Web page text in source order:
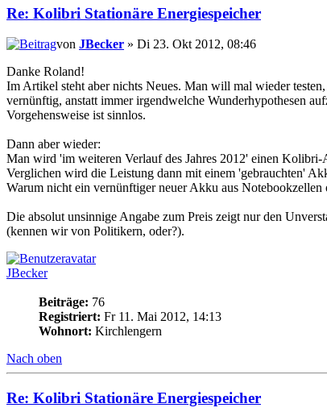
Re: Kolibri Stationäre Energiespeicher
von JBecker » Di 23. Okt 2012, 08:46
Danke Roland!
Im Artikel steht aber nichts Neues. Man will mal wieder
vernünftig, anstatt immer irgendwelche Wunderhypothesen
Vorgehensweise ist sinnlos.
Dann aber wieder:
Man wird 'im weiteren Verlauf des Jahres 2012' einen
Verglichen wird die Leistung dann mit einem 'gebrauchten'
Warum nicht ein vernünftiger neuer Akku aus
Die absolut unsinnige Angabe zum Preis zeigt nur den
(kennen wir von Politikern, oder?).
JBecker
Beiträge: 76
Registriert: Fr 11. Mai 2012, 14:13
Wohnort: Kirchlengern
Nach oben
Re: Kolibri Stationäre Energiespeicher